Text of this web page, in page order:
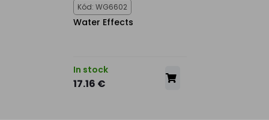
Kód: WG6602
Water Effects
In stock
17.16 €